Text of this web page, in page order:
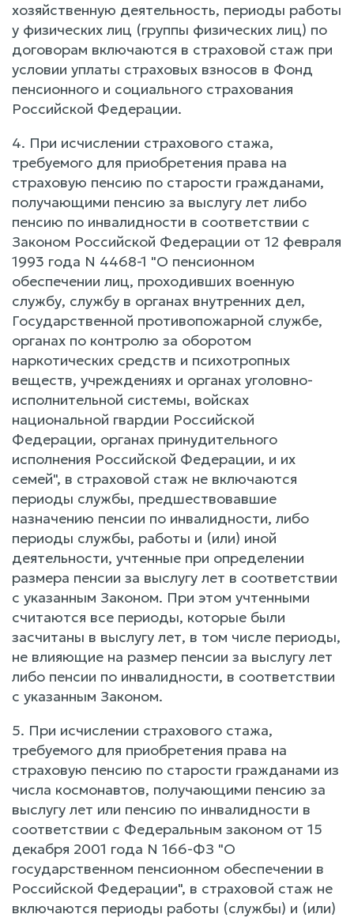
хозяйственную деятельность, периоды работы
у физических лиц (группы физических лиц) по
договорам включаются в страховой стаж при
условии уплаты страховых взносов в Фонд
пенсионного и социального страхования
Российской Федерации.
4. При исчислении страхового стажа,
требуемого для приобретения права на
страховую пенсию по старости гражданами,
получающими пенсию за выслугу лет либо
пенсию по инвалидности в соответствии с
Законом Российской Федерации от 12 февраля
1993 года N 4468-1 "О пенсионном
обеспечении лиц, проходивших военную
службу, службу в органах внутренних дел,
Государственной противопожарной службе,
органах по контролю за оборотом
наркотических средств и психотропных
веществ, учреждениях и органах уголовно-
исполнительной системы, войсках
национальной гвардии Российской
Федерации, органах принудительного
исполнения Российской Федерации, и их
семей", в страховой стаж не включаются
периоды службы, предшествовавшие
назначению пенсии по инвалидности, либо
периоды службы, работы и (или) иной
деятельности, учтенные при определении
размера пенсии за выслугу лет в соответствии
с указанным Законом. При этом учтенными
считаются все периоды, которые были
засчитаны в выслугу лет, в том числе периоды,
не влияющие на размер пенсии за выслугу лет
либо пенсии по инвалидности, в соответствии
с указанным Законом.
5. При исчислении страхового стажа,
требуемого для приобретения права на
страховую пенсию по старости гражданами из
числа космонавтов, получающими пенсию за
выслугу лет или пенсию по инвалидности в
соответствии с Федеральным законом от 15
декабря 2001 года N 166-ФЗ "О
государственном пенсионном обеспечении в
Российской Федерации", в страховой стаж не
включаются периоды работы (службы) и (или)